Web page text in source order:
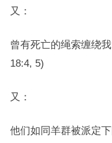
又：
曾有死亡的绳索缠绕
18:4, 5)
又：
他们如同羊群被派定